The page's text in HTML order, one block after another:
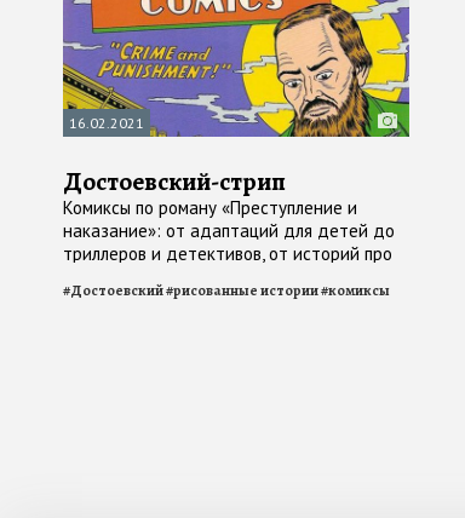
16.02.2021
Достоевский-стрип
Комиксы по роману «Преступление и
наказание»: от адаптаций для детей до
триллеров и детективов, от историй про
#Достоевский#рисованные истории#комиксы